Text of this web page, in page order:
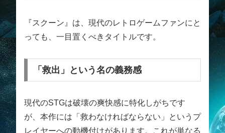
『スクーン』は、現代のレトロゲームファンにと
っても、一目置くべきタイトルです。
「救出」という名の義務感
現代のSTGは破壊の爽快感に特化しがちです
が、本作には「救わなければならない」というプ
レイヤーへの動機付けがあります。これが単なる